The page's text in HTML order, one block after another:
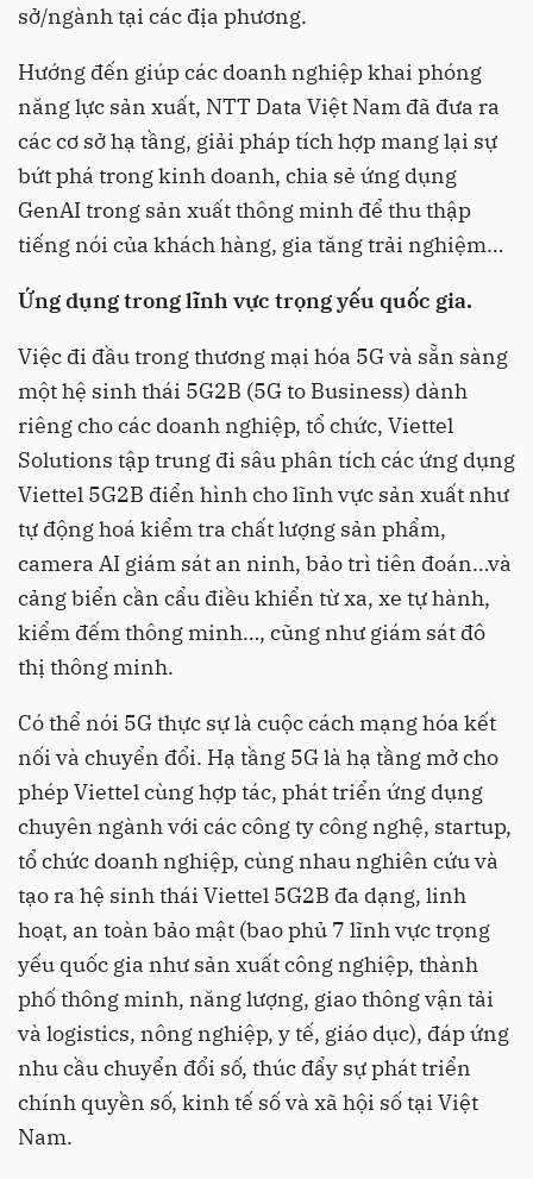
sở/ngành tại các địa phương.
Hướng đến giúp các doanh nghiệp khai phóng
năng lực sản xuất, NTT Data Việt Nam đã đưa ra
các cơ sở hạ tầng, giải pháp tích hợp mang lại sự
bứt phá trong kinh doanh, chia sẻ ứng dụng
GenAI trong sản xuất thông minh để thu thập
tiếng nói của khách hàng, gia tăng trải nghiệm…
Ứng dụng trong lĩnh vực trọng yếu quốc gia.
Việc đi đầu trong thương mại hóa 5G và sẵn sàng
một hệ sinh thái 5G2B (5G to Business) dành
riêng cho các doanh nghiệp, tổ chức, Viettel
Solutions tập trung đi sâu phân tích các ứng dụng
Viettel 5G2B điển hình cho lĩnh vực sản xuất như
tự động hoá kiểm tra chất lượng sản phẩm,
camera AI giám sát an ninh, bảo trì tiên đoán…và
cảng biển cần cẩu điều khiển từ xa, xe tự hành,
kiểm đếm thông minh…, cũng như giám sát đô
thị thông minh.
Có thể nói 5G thực sự là cuộc cách mạng hóa kết
nối và chuyển đổi. Hạ tầng 5G là hạ tầng mở cho
phép Viettel cùng hợp tác, phát triển ứng dụng
chuyên ngành với các công ty công nghệ, startup,
tổ chức doanh nghiệp, cùng nhau nghiên cứu và
tạo ra hệ sinh thái Viettel 5G2B đa dạng, linh
hoạt, an toàn bảo mật (bao phủ 7 lĩnh vực trọng
yếu quốc gia như sản xuất công nghiệp, thành
phố thông minh, năng lượng, giao thông vận tải
và logistics, nông nghiệp, y tế, giáo dục), đáp ứng
nhu cầu chuyển đổi số, thúc đẩy sự phát triển
chính quyền số, kinh tế số và xã hội số tại Việt
Nam.